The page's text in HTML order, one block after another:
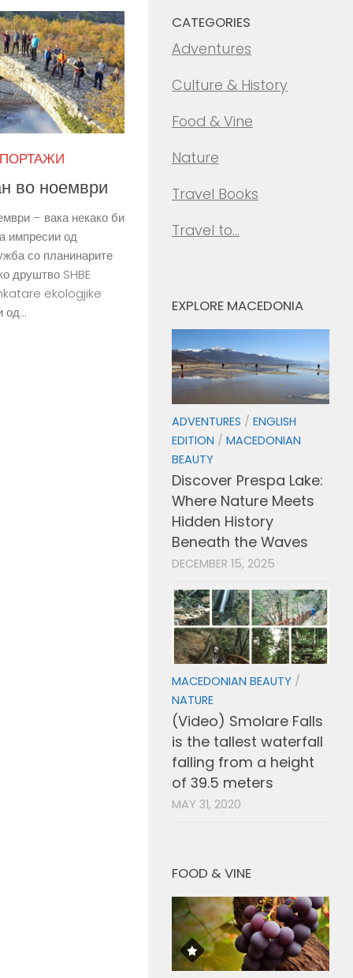
во ноември
– вака некако би
импресии од
со планинарите
друштво SHBE
ekologjike
од...
CATEGORIES
Adventures
Culture & History
Food & Vine
Nature
Travel Books
Travel to…
EXPLORE MACEDONIA
ADVENTURES / ENGLISH
EDITION / MACEDONIAN
BEAUTY
Discover Prespa Lake:
Where Nature Meets
Hidden History
Beneath the Waves
DECEMBER 15, 2025
MACEDONIAN BEAUTY /
NATURE
(Video) Smolare Falls
is the tallest waterfall
falling from a height
of 39.5 meters
MAY 31, 2020
FOOD & VINE